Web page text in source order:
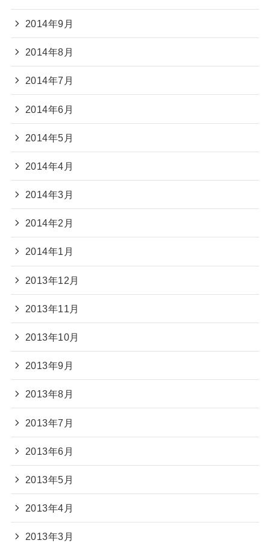
2014年9月
2014年8月
2014年7月
2014年6月
2014年5月
2014年4月
2014年3月
2014年2月
2014年1月
2013年12月
2013年11月
2013年10月
2013年9月
2013年8月
2013年7月
2013年6月
2013年5月
2013年4月
2013年3月